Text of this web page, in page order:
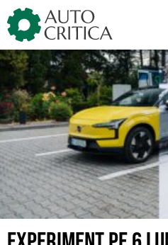
Skip
to
content